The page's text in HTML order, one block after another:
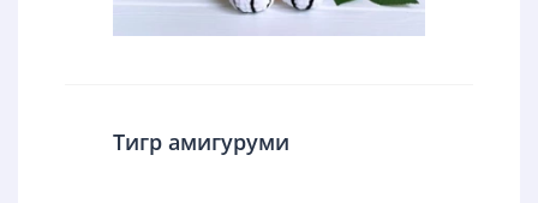
Тигр амигуруми